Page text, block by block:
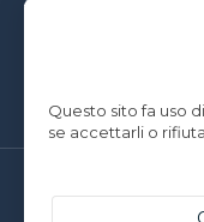
Questo sito fa uso
se accettarli o